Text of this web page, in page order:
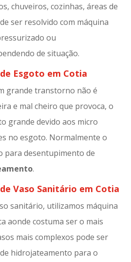
chuveiros, cozinhas, áreas de
ser resolvido com máquina
ou
de situação.
Esgoto em Cotia
grande transtorno não é
e mal cheiro que provoca, o
grande devido aos micro
no esgoto. Normalmente o
para desentupimento de
.
Vaso Sanitário em Cotia
sanitário, utilizamos máquina
aonde costuma ser o mais
mais complexos pode ser
hidrojateamento para o